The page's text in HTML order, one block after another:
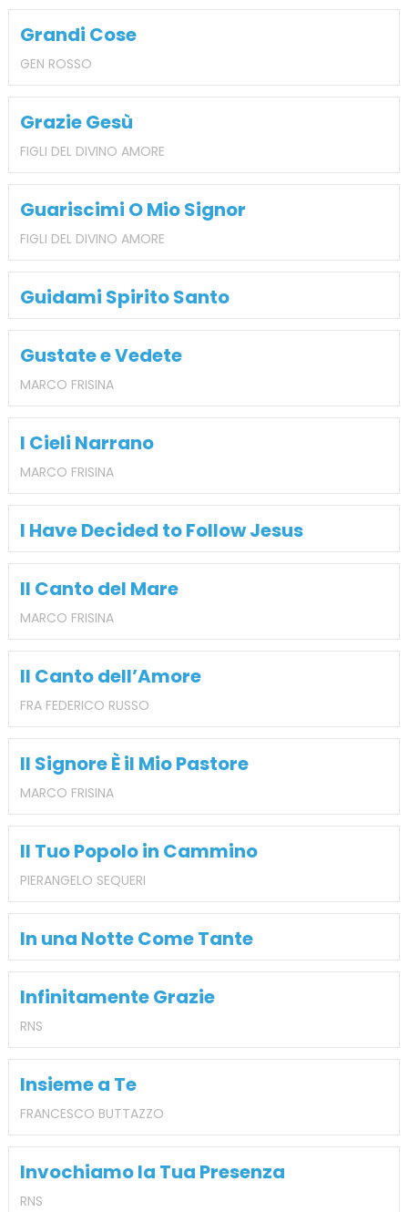
Grandi Cose
GEN ROSSO
Grazie Gesù
FIGLI DEL DIVINO AMORE
Guariscimi O Mio Signor
FIGLI DEL DIVINO AMORE
Guidami Spirito Santo
Gustate e Vedete
MARCO FRISINA
I Cieli Narrano
MARCO FRISINA
I Have Decided to Follow Jesus
Il Canto del Mare
MARCO FRISINA
Il Canto dell’Amore
FRA FEDERICO RUSSO
Il Signore È il Mio Pastore
MARCO FRISINA
Il Tuo Popolo in Cammino
PIERANGELO SEQUERI
In una Notte Come Tante
Infinitamente Grazie
RNS
Insieme a Te
FRANCESCO BUTTAZZO
Invochiamo la Tua Presenza
RNS